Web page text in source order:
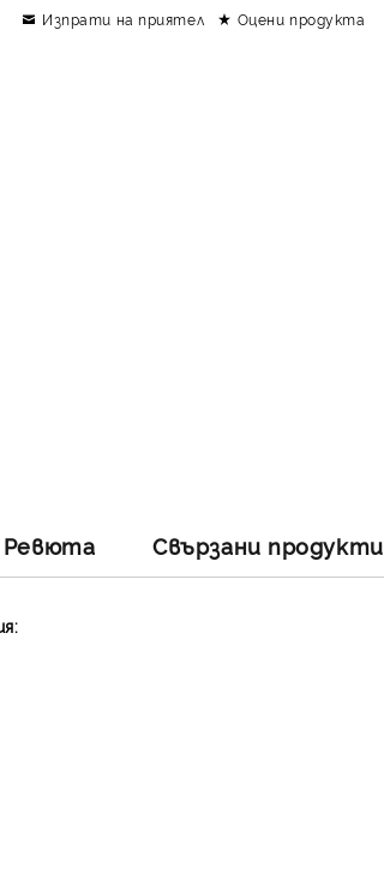
Изпрати на приятел Оцени продукта
Ревюта Свързани продукти